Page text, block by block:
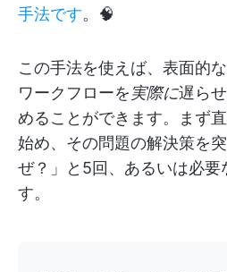
手法です。🧠
この手法を使えば、表面的
ワークフローを実際に遅ら
めることができます。まず
始め、その問題の解決策を
ぜ？」と5回、あるいは必要
す。